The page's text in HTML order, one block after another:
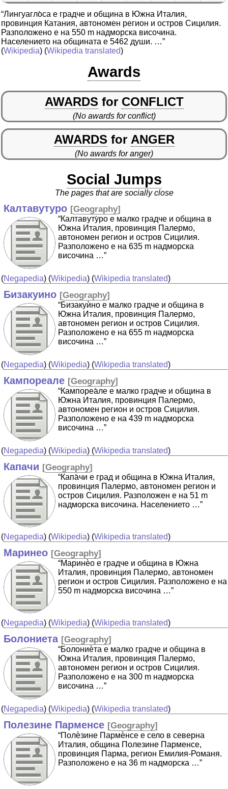
“Лингуагло̀са е градче и община в Южна Италия,
провинция Катания, автономен регион и остров Сицилия.
Разположено е на 550 m надморска височина.
Населението на общината е 5462 души. …”
(Wikipedia) (Wikipedia translated)
Awards
AWARDS for CONFLICT
(No awards for conflict)
AWARDS for ANGER
(No awards for anger)
Social Jumps
The pages that are socially close
Калтавутуро [Geography]
“Калтавуту̀ро е малко градче и община в
Южна Италия, провинция Палермо,
автономен регион и остров Сицилия.
Разположено е на 635 m надморска
височина …”
(Negapedia) (Wikipedia) (Wikipedia translated)
Бизакуино [Geography]
“Бизакуѝно е малко градче и община в
Южна Италия, провинция Палермо,
автономен регион и остров Сицилия.
Разположено е на 655 m надморска
височина …”
(Negapedia) (Wikipedia) (Wikipedia translated)
Кампореале [Geography]
“Кампореа̀ле е малко градче и община в
Южна Италия, провинция Палермо,
автономен регион и остров Сицилия.
Разположено е на 439 m надморска
височина …”
(Negapedia) (Wikipedia) (Wikipedia translated)
Капачи [Geography]
“Капа̀чи е град и община в Южна Италия,
провинция Палермо, автономен регион и
остров Сицилия. Разположен е на 51 m
надморска височина. Населението …”
(Negapedia) (Wikipedia) (Wikipedia translated)
Маринео [Geography]
“Маринѐо е градче и община в Южна
Италия, провинция Палермо, автономен
регион и остров Сицилия. Разположено е на
550 m надморска височина …”
(Negapedia) (Wikipedia) (Wikipedia translated)
Болониета [Geography]
“Болониѐта е малко градче и община в
Южна Италия, провинция Палермо,
автономен регион и остров Сицилия.
Разположено е на 300 m надморска
височина …”
(Negapedia) (Wikipedia) (Wikipedia translated)
Полезине Парменсе [Geography]
“Полѐзине Пармѐнсе е село в северна
Италия, община Полезине Парменсе,
провинция Парма, регион Емилия-Романя.
Разположено е на 36 m надморска …”